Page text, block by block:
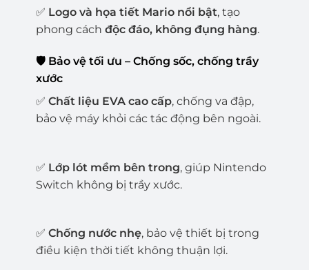
✅ Logo và họa tiết Mario nổi bật, tạo
phong cách độc đáo, không đụng hàng.
🛡️ Bảo vệ tối ưu – Chống sốc, chống trầy
xước
✅ Chất liệu EVA cao cấp, chống va đập,
bảo vệ máy khỏi các tác động bên ngoài.
✅ Lớp lót mềm bên trong, giúp Nintendo
Switch không bị trầy xước.
✅ Chống nước nhẹ, bảo vệ thiết bị trong
điều kiện thời tiết không thuận lợi.